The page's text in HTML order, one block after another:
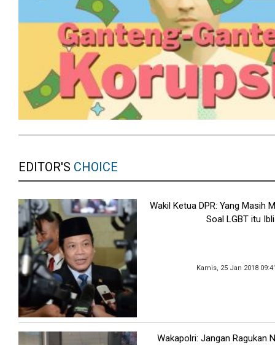
EDITOR'S CHOICE
Wakil Ketua DPR: Yang Masih
Soal LGBT itu
Kamis, 25 Jan 2018
Wakapolri: Jangan Ragukan